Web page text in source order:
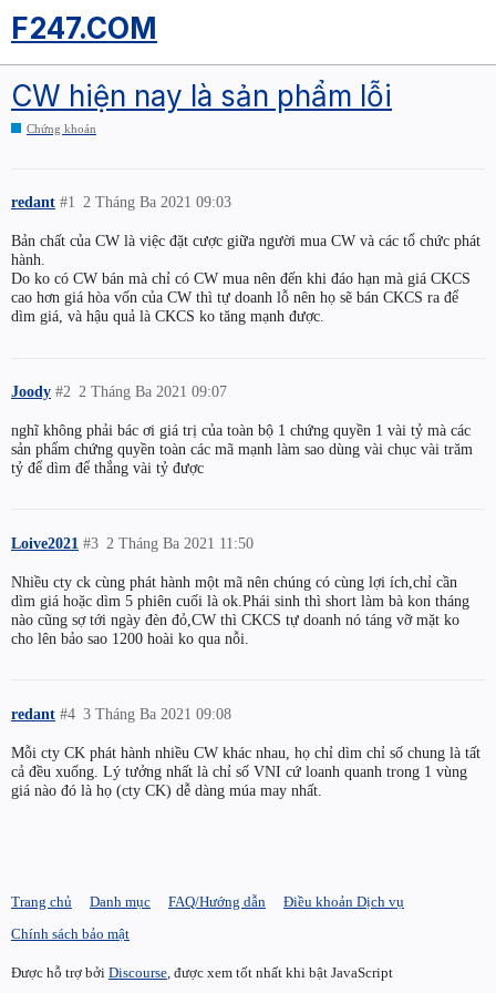
F247.COM
CW hiện nay là sản phẩm lỗi
Chứng khoán
redant 2 Tháng Ba 2021 09:03
#1
Bản chất của CW là việc đặt cược giữa người mua CW và các tổ chức phát
hành.
Do ko có CW bán mà chỉ có CW mua nên đến khi đáo hạn mà giá CKCS
cao hơn giá hòa vốn của CW thì tự doanh lỗ nên họ sẽ bán CKCS ra để
dìm giá, và hậu quả là CKCS ko tăng mạnh được.
Joody 2 Tháng Ba 2021 09:07
#2
nghĩ không phải bác ơi giá trị của toàn bộ 1 chứng quyền 1 vài tỷ mà các
sản phẩm chứng quyền toàn các mã mạnh làm sao dùng vài chục vài trăm
tỷ để dìm để thắng vài tỷ được
Loive2021 2 Tháng Ba 2021 11:50
#3
Nhiều cty ck cùng phát hành một mã nên chúng có cùng lợi ích,chỉ cần
dìm giá hoặc dìm 5 phiên cuối là ok.Phái sinh thì short làm bà kon tháng
nào cũng sợ tới ngày đèn đỏ,CW thì CKCS tự doanh nó táng vỡ mặt ko
cho lên bảo sao 1200 hoài ko qua nỗi.
redant 3 Tháng Ba 2021 09:08
#4
Mỗi cty CK phát hành nhiều CW khác nhau, họ chỉ dìm chỉ số chung là tất
cả đều xuống. Lý tưởng nhất là chỉ số VNI cứ loanh quanh trong 1 vùng
giá nào đó là họ (cty CK) dễ dàng múa may nhất.
Trang chủ Danh mục FAQ/Hướng dẫn
Điều khoản Dịch vụ
Chính sách bảo mật
Được hỗ trợ bởi Discourse, được xem tốt nhất khi bật JavaScript